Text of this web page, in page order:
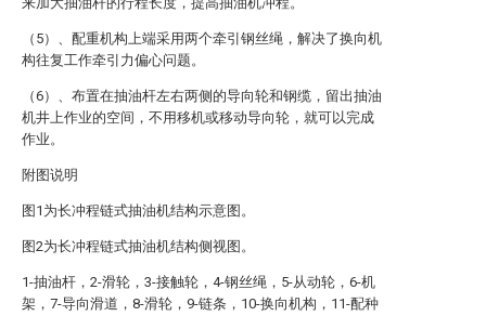
（5）、配重机构上端采用两个牵引钢丝绳，解决了换向机
构往复工作牵引力偏心问题。
（6）、布置在抽油杆左右两侧的导向轮和钢缆，留出抽油
机井上作业的空间，不用移机或移动导向轮，就可以完成
作业。
附图说明
图1为长冲程链式抽油机结构示意图。
图2为长冲程链式抽油机结构侧视图。
1-抽油杆，2-滑轮，3-接触轮，4-钢丝绳，5-从动轮，6-机
架，7-导向滑道，8-滑轮，9-链条，10-换向机构，11-配种